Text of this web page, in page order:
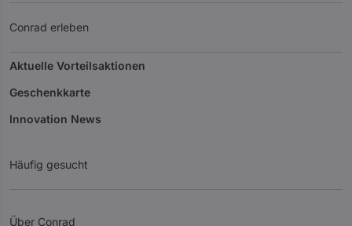
Conrad erleben
Aktuelle Vorteilsaktionen
Geschenkkarte
Innovation News
Häufig gesucht
Über Conrad